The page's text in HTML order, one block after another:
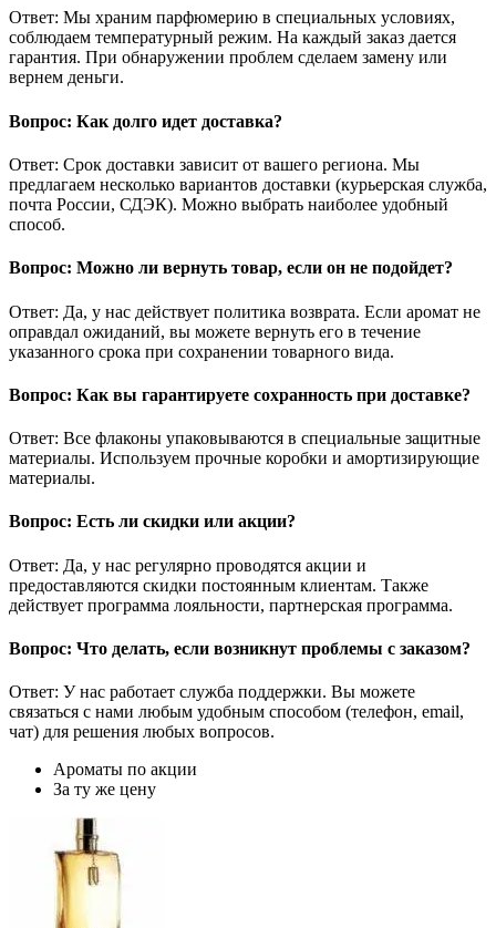
Ответ: Мы храним парфюмерию в специальных условиях,
соблюдаем температурный режим. На каждый заказ дается
гарантия. При обнаружении проблем сделаем замену или
вернем деньги.
Вопрос: Как долго идет доставка?
Ответ: Срок доставки зависит от вашего региона. Мы
предлагаем несколько вариантов доставки (курьерская служба,
почта России, СДЭК). Можно выбрать наиболее удобный
способ.
Вопрос: Можно ли вернуть товар, если он не подойдет?
Ответ: Да, у нас действует политика возврата. Если аромат не
оправдал ожиданий, вы можете вернуть его в течение
указанного срока при сохранении товарного вида.
Вопрос: Как вы гарантируете сохранность при доставке?
Ответ: Все флаконы упаковываются в специальные защитные
материалы. Используем прочные коробки и амортизирующие
материалы.
Вопрос: Есть ли скидки или акции?
Ответ: Да, у нас регулярно проводятся акции и
предоставляются скидки постоянным клиентам. Также
действует программа лояльности, партнерская программа.
Вопрос: Что делать, если возникнут проблемы с заказом?
Ответ: У нас работает служба поддержки. Вы можете
связаться с нами любым удобным способом (телефон, email,
чат) для решения любых вопросов.
Ароматы по акции
За ту же цену